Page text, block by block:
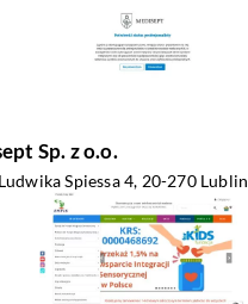
Sp. z o.o.
Spiessa 4, 20-270 Lublin